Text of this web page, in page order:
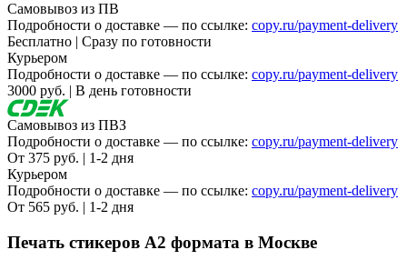
Самовывоз из ПВ
Подробности о доставке — по ссылке: copy.ru/payment-delivery
Бесплатно | Сразу по готовности
Курьером
Подробности о доставке — по ссылке: copy.ru/payment-delivery
3000 руб. | В день готовности
Самовывоз из ПВЗ
Подробности о доставке — по ссылке: copy.ru/payment-delivery
От 375 руб. | 1-2 дня
Курьером
Подробности о доставке — по ссылке: copy.ru/payment-delivery
От 565 руб. | 1-2 дня
Печать стикеров А2 формата в Москве